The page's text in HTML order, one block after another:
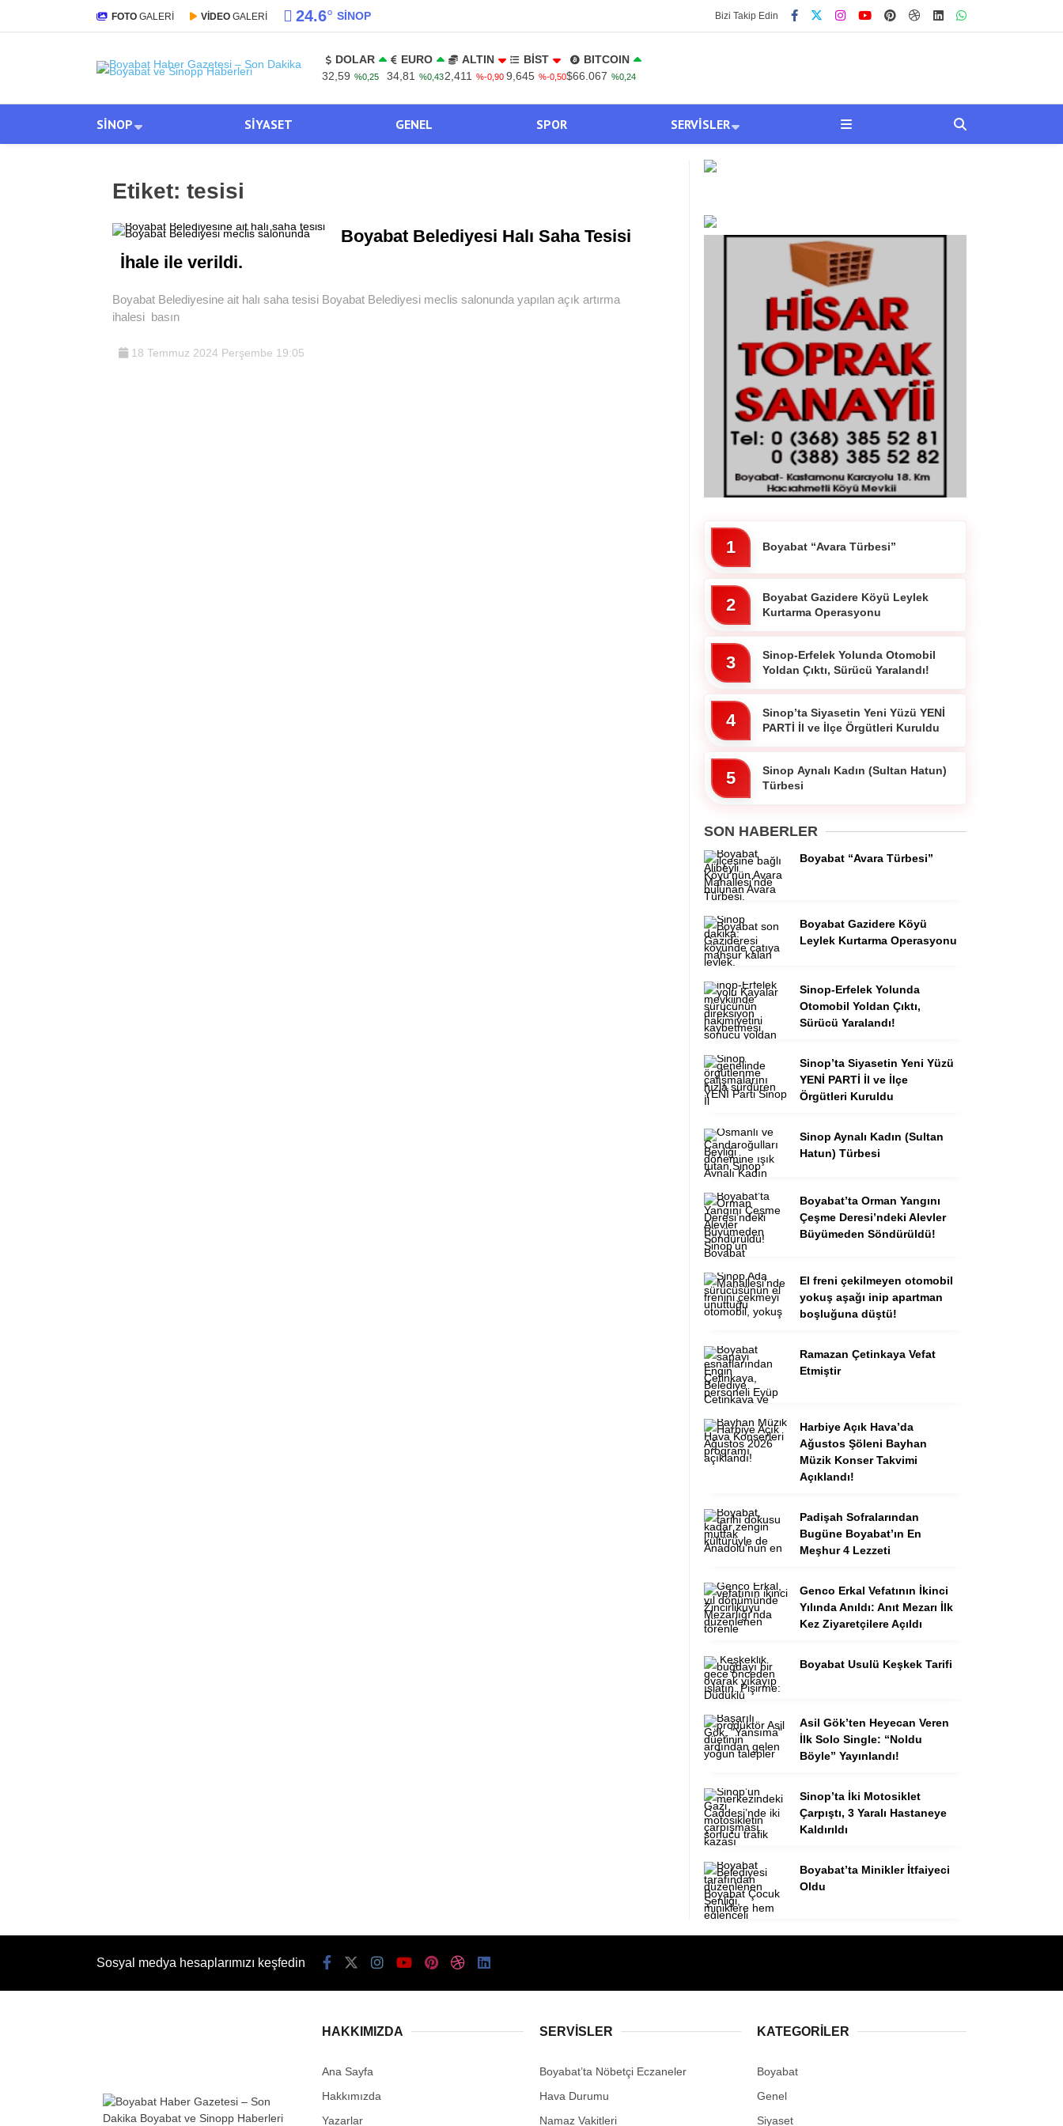
FOTO GALERİ VİDEO GALERİ 24.6° SINOP Bizi Takip Edin
DOLAR
32,59 %0,25
EURO
34,81
%0,43
ALTIN
2,411
%-0,90
BİST
9,645 %-0,50
BITCOIN
$66.067 %0,24
SINOP SIYASET GENEL SPOR SERVISLER
Etiket: tesisi
Boyabat Belediyesi Halı Saha Tesisi
İhale ile verildi.
Boyabat Belediyesine ait halı saha tesisi Boyabat Belediyesi meclis salonunda yapılan açık artırma
ihalesi basın
18 Temmuz 2024 Perşembe 19:05
1 Boyabat “Avara Türbesi”
2
Boyabat Gazidere Köyü Leylek
Kurtarma Operasyonu
3
Sinop-Erfelek Yolunda Otomobil
Yoldan Çıktı, Sürücü Yaralandı!
4
Sinop’ta Siyasetin Yeni Yüzü YENİ
PARTİ İl ve İlçe Örgütleri Kuruldu
5
Sinop Aynalı Kadın (Sultan Hatun)
Türbesi
SON HABERLER
Boyabat “Avara Türbesi”
Boyabat Gazidere Köyü
Leylek Kurtarma Operasyonu
Sinop-Erfelek Yolunda
Otomobil Yoldan Çıktı,
Sürücü Yaralandı!
Sinop’ta Siyasetin Yeni Yüzü
YENİ PARTİ İl ve İlçe
Örgütleri Kuruldu
Sinop Aynalı Kadın (Sultan
Hatun) Türbesi
Boyabat’ta Orman Yangını
Çeşme Deresi’ndeki Alevler
Büyümeden Söndürüldü!
El freni çekilmeyen otomobil
yokuş aşağı inip apartman
boşluğuna düştü!
Ramazan Çetinkaya Vefat
Etmiştir
Harbiye Açık Hava’da
Ağustos Şöleni Bayhan
Müzik Konser Takvimi
Açıklandı!
Padişah Sofralarından
Bugüne Boyabat’ın En
Meşhur 4 Lezzeti
Genco Erkal Vefatının İkinci
Yılında Anıldı: Anıt Mezarı İlk
Kez Ziyaretçilere Açıldı
Boyabat Usulü Keşkek Tarifi
Asil Gök’ten Heyecan Veren
İlk Solo Single: “Noldu
Böyle” Yayınlandı!
Sinop’ta İki Motosiklet
Çarpıştı, 3 Yaralı Hastaneye
Kaldırıldı
Boyabat’ta Minikler İtfaiyeci
Oldu
Sosyal medya hesaplarımızı keşfedin
HAKKIMIZDA
Ana Sayfa
Hakkımızda
Yazarlar
SERVISLER
Boyabat’ta Nöbetçi Eczaneler
Hava Durumu
Namaz Vakitleri
KATEGORILER
Boyabat
Genel
Siyaset